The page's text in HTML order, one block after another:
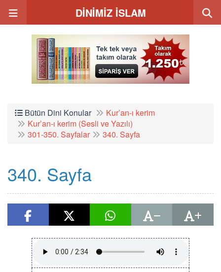
DİNİMİZ İSLAM
Bütün Dini Konular
Kur’an-ı kerim
Kur’an-ı kerim (Sesli ve Yazılı)
301-350. Sayfalar
340. Sayfa
340. Sayfa